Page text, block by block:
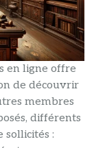
en ligne offre
de découvrir
membres
différents
sollicités :